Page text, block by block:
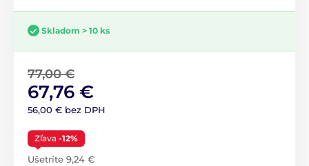
Skladom > 10 ks
77,00 €
67,76 €
56,00 € bez DPH
Zľava -12%
Ušetríte 9,24 €